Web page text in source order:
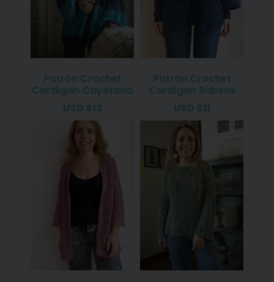
Patrón Crochet
Cardigan Cayetana
USD $12
Patrón Crochet
Cardigan Rubens
USD $11